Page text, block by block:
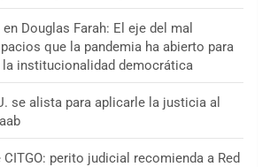
en Douglas Farah: El eje del mal
que la pandemia ha abierto para
institucionalidad democrática
se alista para aplicarle la justicia al
CITGO: perito judicial recomienda a Red